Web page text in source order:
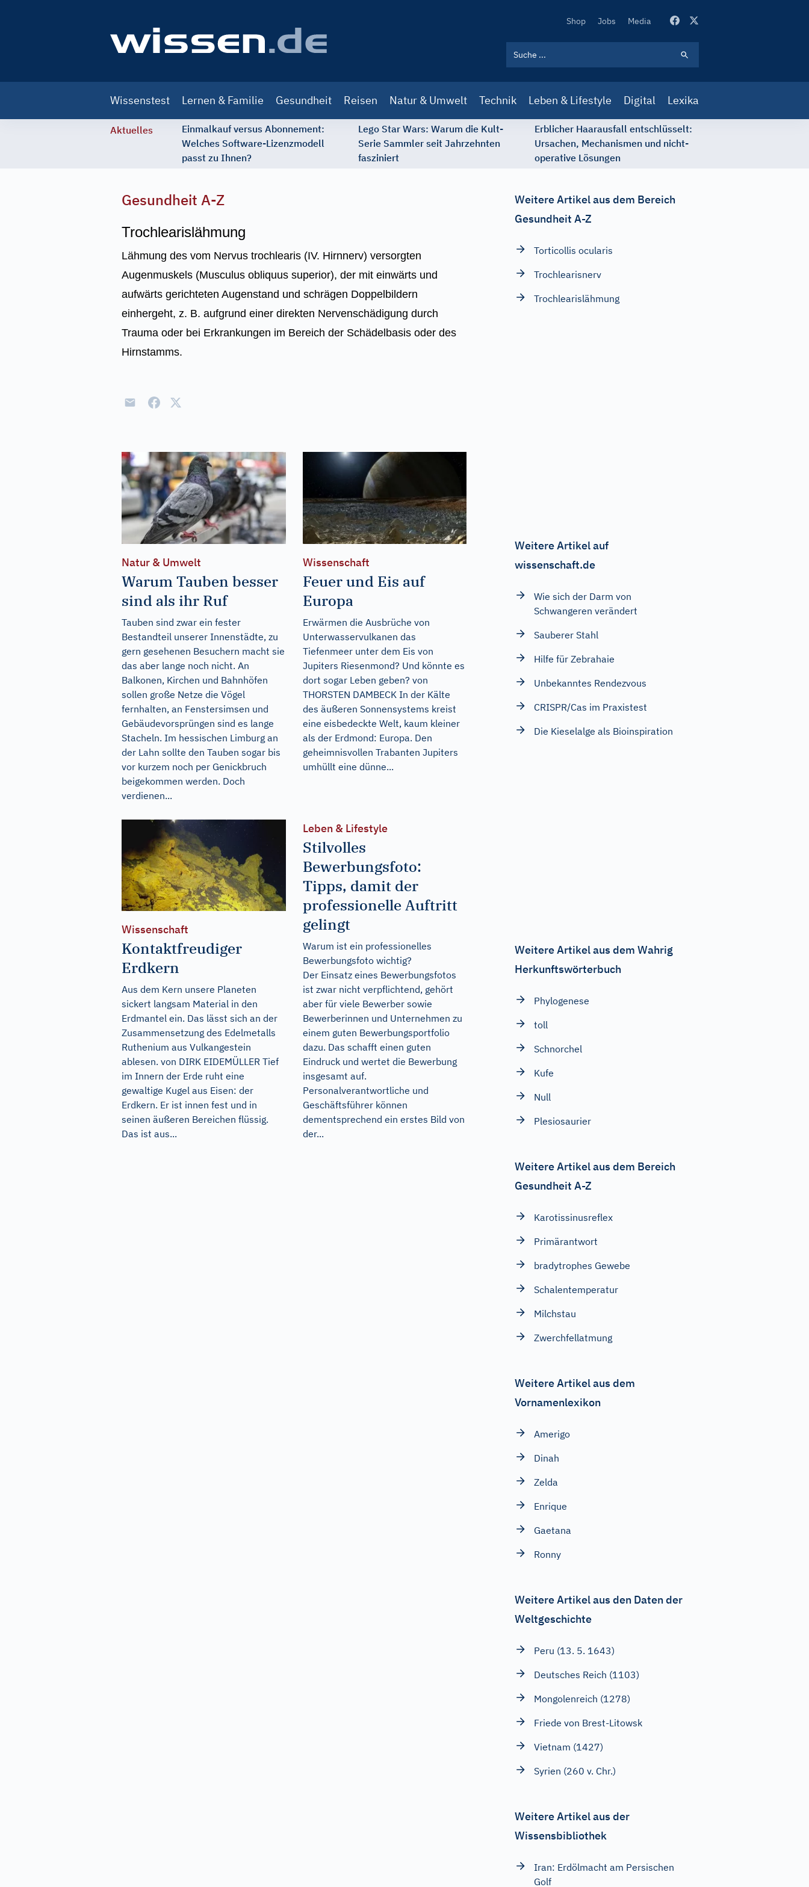
Secondary
Shop Jobs Media
navigation
Wissenstest Lernen & Familie Gesundheit Reisen Natur & Umwelt Technik Leben & Lifestyle Digital Lexika
Aktuelles
Einmalkauf versus Abonnement:
Welches Software-Lizenzmodell
passt zu Ihnen?
Lego Star Wars: Warum die Kult-
Serie Sammler seit Jahrzehnten
fasziniert
Erblicher Haarausfall entschlüsselt:
Ursachen, Mechanismen und nicht-
operative Lösungen
Gesundheit A-Z
Trochlearislähmung
Lähmung des vom Nervus trochlearis (IV. Hirnnerv) versorgten
Augenmuskels (Musculus obliquus superior), der mit einwärts und
aufwärts gerichteten Augenstand und schrägen Doppelbildern
einhergeht, z. B. aufgrund einer direkten Nervenschädigung durch
Trauma oder bei Erkrankungen im Bereich der Schädelbasis oder des
Hirnstamms.
Natur & Umwelt
Warum Tauben besser
sind als ihr Ruf
Tauben sind zwar ein fester
Bestandteil unserer Innenstädte, zu
gern gesehenen Besuchern macht sie
das aber lange noch nicht. An
Balkonen, Kirchen und Bahnhöfen
sollen große Netze die Vögel
fernhalten, an Fenstersimsen und
Gebäudevorsprüngen sind es lange
Stacheln. Im hessischen Limburg an
der Lahn sollte den Tauben sogar bis
vor kurzem noch per Genickbruch
beigekommen werden. Doch
verdienen...
Wissenschaft
Feuer und Eis auf
Europa
Erwärmen die Ausbrüche von
Unterwasservulkanen das
Tiefenmeer unter dem Eis von
Jupiters Riesenmond? Und könnte es
dort sogar Leben geben? von
THORSTEN DAMBECK In der Kälte
des äußeren Sonnensystems kreist
eine eisbedeckte Welt, kaum kleiner
als der Erdmond: Europa. Den
geheimnisvollen Trabanten Jupiters
umhüllt eine dünne...
Wissenschaft
Kontaktfreudiger
Erdkern
Aus dem Kern unsere Planeten
sickert langsam Material in den
Erdmantel ein. Das lässt sich an der
Zusammensetzung des Edelmetalls
Ruthenium aus Vulkangestein
ablesen. von DIRK EIDEMÜLLER Tief
im Innern der Erde ruht eine
gewaltige Kugel aus Eisen: der
Erdkern. Er ist innen fest und in
seinen äußeren Bereichen flüssig.
Das ist aus...
Leben & Lifestyle
Stilvolles
Bewerbungsfoto:
Tipps, damit der
professionelle Auftritt
gelingt
Warum ist ein professionelles
Bewerbungsfoto wichtig?
Der Einsatz eines Bewerbungsfotos
ist zwar nicht verpflichtend, gehört
aber für viele Bewerber sowie
Bewerberinnen und Unternehmen zu
einem guten Bewerbungsportfolio
dazu. Das schafft einen guten
Eindruck und wertet die Bewerbung
insgesamt auf.
Personalverantwortliche und
Geschäftsführer können
dementsprechend ein erstes Bild von
der...
Weitere Artikel aus dem Bereich
Gesundheit A-Z
Torticollis ocularis
Trochlearisnerv
Trochlearislähmung
Weitere Artikel auf
wissenschaft.de
Wie sich der Darm von
Schwangeren verändert
Sauberer Stahl
Hilfe für Zebrahaie
Unbekanntes Rendezvous
CRISPR/Cas im Praxistest
Die Kieselalge als Bioinspiration
Weitere Artikel aus dem Wahrig
Herkunftswörterbuch
Phylogenese
toll
Schnorchel
Kufe
Null
Plesiosaurier
Weitere Artikel aus dem Bereich
Gesundheit A-Z
Karotissinusreflex
Primärantwort
bradytrophes Gewebe
Schalentemperatur
Milchstau
Zwerchfellatmung
Weitere Artikel aus dem
Vornamenlexikon
Amerigo
Dinah
Zelda
Enrique
Gaetana
Ronny
Weitere Artikel aus den Daten der
Weltgeschichte
Peru (13. 5. 1643)
Deutsches Reich (1103)
Mongolenreich (1278)
Friede von Brest-Litowsk
Vietnam (1427)
Syrien (260 v. Chr.)
Weitere Artikel aus der
Wissensbibliothek
Iran: Erdölmacht am Persischen
Golf